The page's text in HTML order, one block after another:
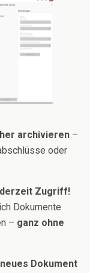
archivieren –
oder
Zugriff!
Dokumente
– ganz ohne
Dokument